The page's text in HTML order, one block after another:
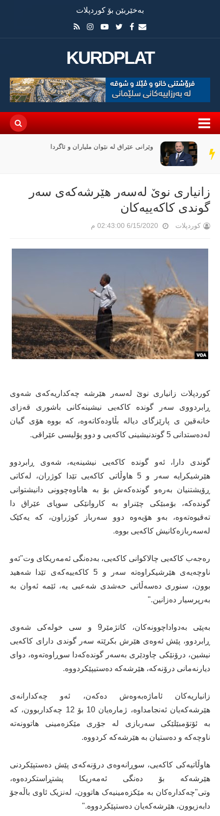
بەخێربێن بۆ کوردپلات
KURDPLAT
سەر
دێڕ
وێرانی عێراق لە نێوان ملیاران و ئاگردا
زانیاری نوێ لەسەر هێرشەكەی سەر
گوندی كاكەییەكان
کوردپلات 6/15/2020 02:43:00 م
كوردپلات زانیاری نوێ لەسەر هێرشە چەکداریەکەی شەوی
ڕابردووی سەر گوندە کاکەیی نیشینەکانی باشوری قەزای
خانەقین ی پارێزگای دیالە بڵاودەکاتەوە، کە بووە هۆی گیان
لەدەستدانی 5 گوندنیشینی کاکەیی و دوو پۆلیسی عێراقی.
گوندی دارا، ئەو گوندە کاکەیی نیشینەیە، شەوی ڕابردوو
هێرشیکرایە سەر و 5 هاوڵاتی کاکەیی تێدا کوژران، لەکاتی
ڕۆیشتنیان بەرەو گوندەکەش بۆ بە هاناوەچوونی دانیشتوانی
گوندەکە، بۆمبێکی چێنراو بە کاروانێکی سوپای عێراق دا
تەقیوەتەوە، بەو هۆیەوە دوو سەرباز کوژراون، کە یەکێک
لەسەربازەکانیش کاکەیی بووە.
رەجەب کاکەیی چالاکوانی کاکەیی، بەدەنگی ئەمەریکای وت"ئەو
ناوچەیەی هێرشیکراوەتە سەر و 5 کاکەییەکەی تێدا شەهید
بوون، سنوری دەسەڵاتی حەشدی شەعبی یە، ئێمە ئەوان بە
بەرپرسیار دەزانین."
بەپێی بەدواداچوونەکان، کاتژمێر9 و سی خولەکی شەوی
ڕابردوو، پێش ئەوەی هێرش بکرێتە سەر گوندی دارای کاکەیی
نیشین، درۆنێکی چاودێری بەسەر گوندەکەدا سوڕاوەتەوە، دوای
دیارنەمانی درۆنەکە، هێرشەکە دەستیپێکردووە.
زانیاریەکان ئاماژەبەوەش دەکەن، ئەو چەکدارانەی
هێرشەکەیان ئەنجامداوە، ژمارەیان 10 بۆ 12 چەکداربوون، کە
بە ئۆتۆمبێلێکی سەربازی لە جۆری مێکزەمینی هاتوونەتە
ناوچەکە و دەستیان بە هێرشەکە کردووە.
هاوڵاتیەکی کاکەیی، سوڕانەوەی درۆنەکەی پێش دەستپێکردنی
هێرشەکە بۆ دەنگی ئەمەریکا پشتڕاستکردەوە،
وتی"چەکدارەکان بە مێکزەمینیەک هاتوون، لەنزیک ئاوی باڵەجۆ
دابەزیوون، هێرشەکەیان دەستپێکردووە."